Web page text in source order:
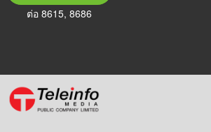
ต่อ 8615, 8686